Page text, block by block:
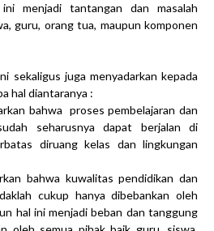
menjadi tantangan dan masalah
guru, orang tua, maupun komponen
sekaligus juga menyadarkan kepada
hal diantaranya :
bahwa proses pembelajaran dan
seharusnya dapat berjalan di
diruang kelas dan lingkungan
bahwa kuwalitas pendidikan dan
cukup hanya dibebankan oleh
hal ini menjadi beban dan tanggung